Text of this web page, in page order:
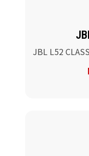
JBL L52